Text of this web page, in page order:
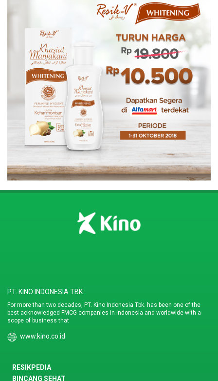
PT. KINO INDONESIA TBK.
For more than two decades, PT. Kino Indonesia Tbk. has been one of the
best acknowledged FMCG companies in Indonesia and worldwide with a
scope of business that
www.kino.co.id
RESIKPEDIA
BINCANG SEHAT